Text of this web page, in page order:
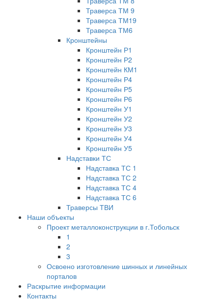
Траверса ТМ 9
Траверса ТМ19
Траверса ТМ6
Кронштейны
Кронштейн Р1
Кронштейн Р2
Кронштейн КМ1
Кронштейн Р4
Кронштейн Р5
Кронштейн Р6
Кронштейн У1
Кронштейн У2
Кронштейн У3
Кронштейн У4
Кронштейн У5
Надставки ТС
Надставка ТС 1
Надставка ТС 2
Надставка ТС 4
Надставка ТС 6
Траверсы ТВИ
Наши объекты
Проект металлоконструкции в г.Тобольск
1
2
3
Освоено изготовление шинных и линейных
порталов
Раскрытие информации
Контакты